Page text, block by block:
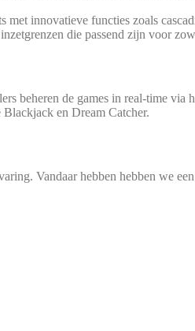
inno­va­tie­ve func­ties zoals
die pas­send zijn voor
behe­ren de games in real-time
en Dream Catcher.
Van­daar heb­ben heb­ben we